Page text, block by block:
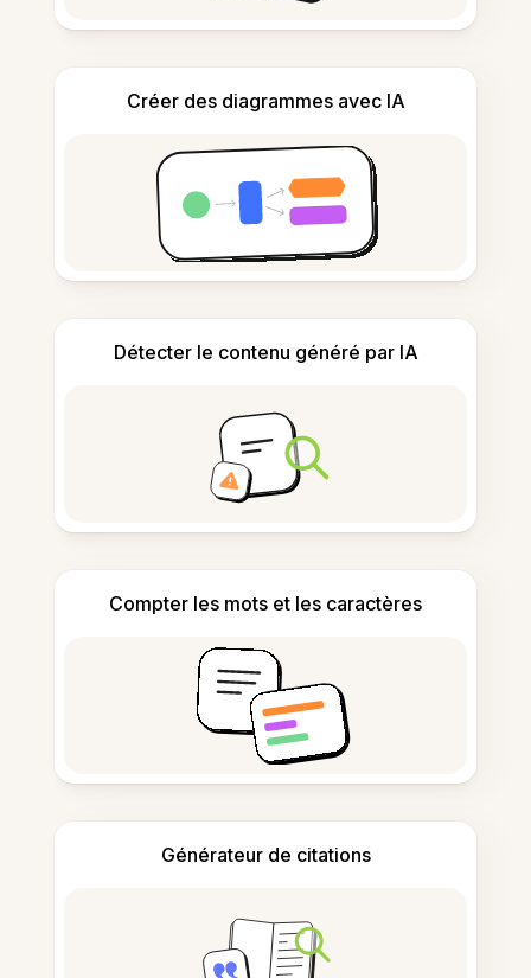
Créer des diagrammes avec IA
Détecter le contenu généré par IA
Compter les mots et les caractères
Générateur de citations